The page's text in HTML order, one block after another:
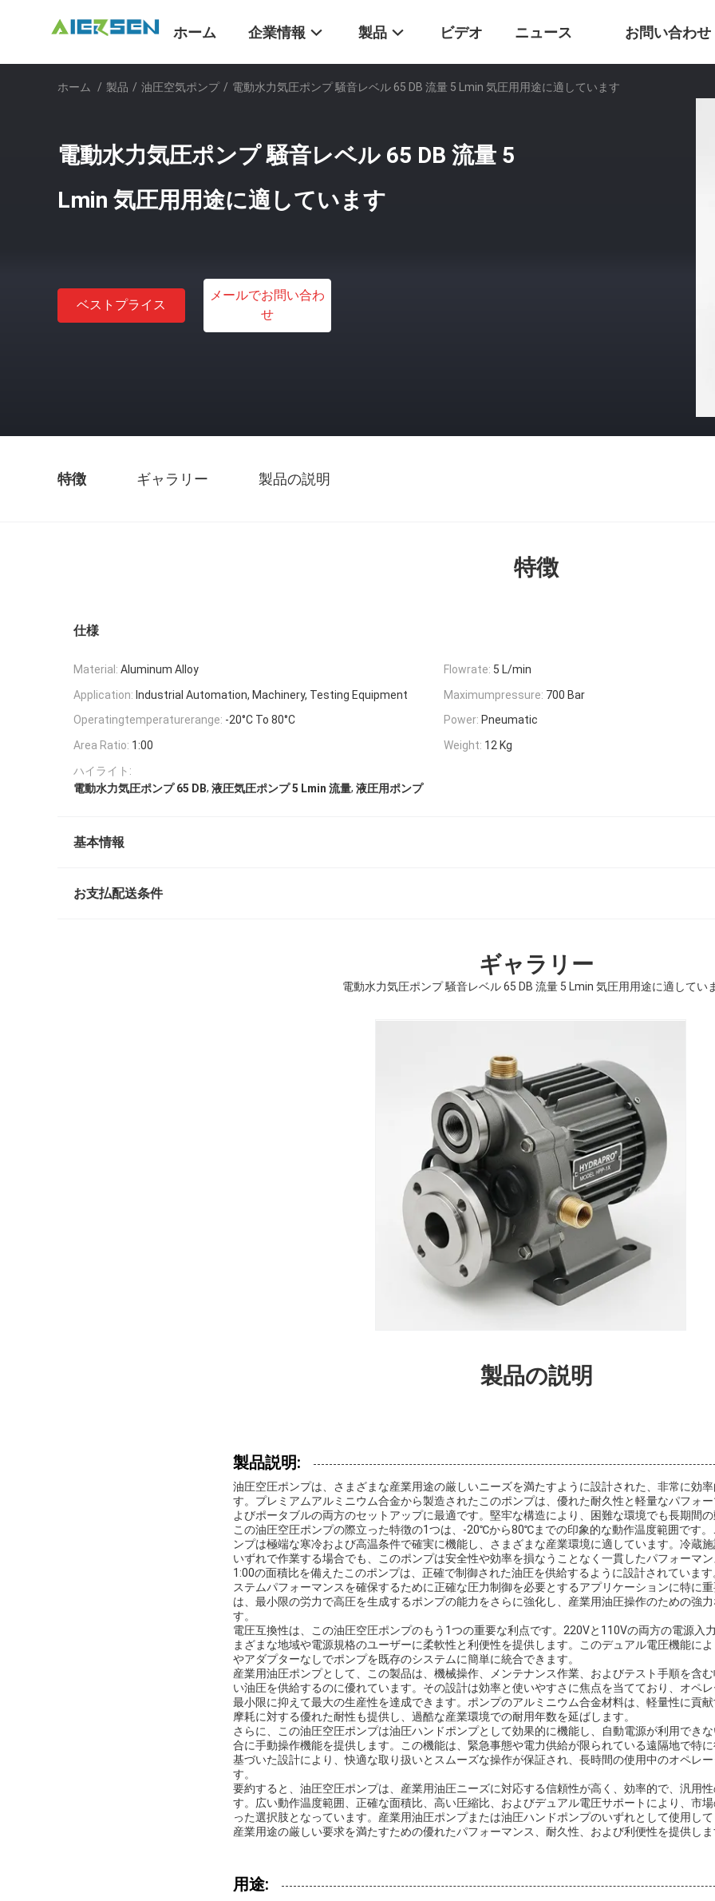
ホーム 企業情報 製品 ビデオ ニュース お問い合わせ
ホーム / 製品 / 油圧空気ポンプ / 電動水力気圧ポンプ 騒音レベル 65 DB 流量 5 Lmin 気圧用用途に適しています
電動水力気圧ポンプ 騒音レベル 65 DB 流量 5
Lmin 気圧用用途に適しています
ベストプライス
メールでお問い合わ
せ
特徴 ギャラリー 製品の説明
特徴
仕様
Material: Aluminum Alloy Flowrate: 5 L/min
Application: Industrial Automation, Machinery, Testing Equipment Maximumpressure: 700 Bar
Operatingtemperaturerange: -20°C To 80°C Power: Pneumatic
Area Ratio: 1:00 Weight: 12 Kg
ハイライト:
電動水力気圧ポンプ 65 DB, 液圧気圧ポンプ 5 Lmin 流量, 液圧用ポンプ
基本情報
お支払配送条件
ギャラリー
電動水力気圧ポンプ 騒音レベル 65 DB 流量 5 Lmin 気圧用用途に適してい
製品の説明
製品説明:
油圧空圧ポンプは、さまざまな産業用途の厳しいニーズを満たすように設計された、非常に効
す。プレミアムアルミニウム合金から製造されたこのポンプは、優れた耐久性と軽量なパフォ
よびポータブルの両方のセットアップに最適です。堅牢な構造により、困難な環境でも長期間
この油圧空圧ポンプの際立った特徴の1つは、-20℃から80℃までの印象的な動作温度範囲です
ンプは極端な寒冷および高温条件で確実に機能し、さまざまな産業環境に適しています。冷蔵
いずれで作業する場合でも、このポンプは安全性や効率を損なうことなく一貫したパフォーマ
1:00の面積比を備えたこのポンプは、正確で制御された油圧を供給するように設計されていま
ステムパフォーマンスを確保するために正確な圧力制御を必要とするアプリケーションに特に
は、最小限の労力で高圧を生成するポンプの能力をさらに強化し、産業用油圧操作のための強
す。
電圧互換性は、この油圧空圧ポンプのもう1つの重要な利点です。220Vと110Vの両方の電源入
まざまな地域や電源規格のユーザーに柔軟性と利便性を提供します。このデュアル電圧機能に
やアダプターなしでポンプを既存のシステムに簡単に統合できます。
産業用油圧ポンプとして、この製品は、機械操作、メンテナンス作業、およびテスト手順を含
い油圧を供給するのに優れています。その設計は効率と使いやすさに焦点を当てており、オペ
最小限に抑えて最大の生産性を達成できます。ポンプのアルミニウム合金材料は、軽量性に貢
摩耗に対する優れた耐性も提供し、過酷な産業環境での耐用年数を延ばします。
さらに、この油圧空圧ポンプは油圧ハンドポンプとして効果的に機能し、自動電源が利用でき
合に手動操作機能を提供します。この機能は、緊急事態や電力供給が限られている遠隔地で特
基づいた設計により、快適な取り扱いとスムーズな操作が保証され、長時間の使用中のオペレ
す。
要約すると、油圧空圧ポンプは、産業用油圧ニーズに対応する信頼性が高く、効率的で、汎用
す。広い動作温度範囲、正確な面積比、高い圧縮比、およびデュアル電圧サポートにより、市
った選択肢となっています。産業用油圧ポンプまたは油圧ハンドポンプのいずれとして使用し
産業用途の厳しい要求を満たすための優れたパフォーマンス、耐久性、および利便性を提供し
用途: